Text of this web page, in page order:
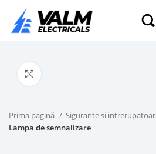
Prima pagină
Sigurante si
Lampa de semnalizare